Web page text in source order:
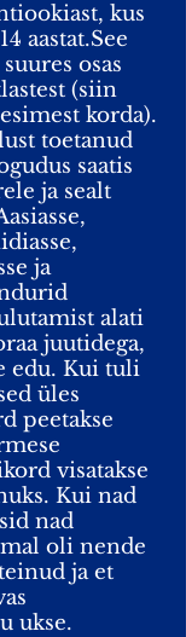
kus
aastat.See
osas
(siin
korda).
toetanud
saatis
ja sealt
ja
alati
juutidega,
edu. Kui tuli
üles
peetakse
visatakse
Kui nad
nad
oli nende
ja et
ukse.